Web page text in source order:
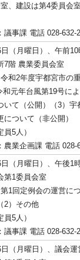
、建設は第4委員会
議事課 電話 028-632-
（月曜日）、午前
7階 農業委員会室
和2年度宇都宮市の
和元年台風第19号に
いて（公開）（3）
について（非公開）
5人）
農業企画課 電話 028-
（月曜日）、午後1
第1委員会室
1回定例会の運営に
2）その他
5人）
議事課 電話 028-632-
（月曜日）、議会